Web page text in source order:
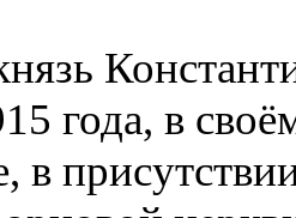
года, в
в